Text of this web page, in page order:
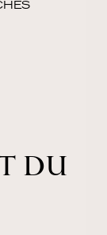
DU